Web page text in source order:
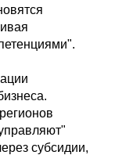
субсидии,